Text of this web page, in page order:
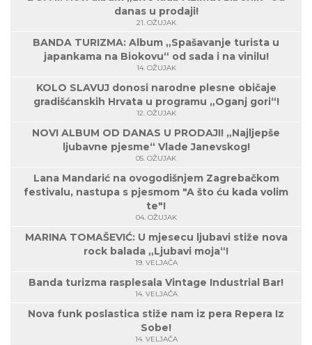
danas u prodaji!
21. OŽUJAK
BANDA TURIZMA: Album „Spašavanje turista u
japankama na Biokovu“ od sada i na vinilu!
14. OŽUJAK
KOLO SLAVUJ donosi narodne plesne običaje
gradišćanskih Hrvata u programu „Oganj gori“!
12. OŽUJAK
NOVI ALBUM OD DANAS U PRODAJI! „Najljepše
ljubavne pjesme“ Vlade Janevskog!
05. OŽUJAK
Lana Mandarić na ovogodišnjem Zagrebačkom
festivalu, nastupa s pjesmom "A što ću kada volim
te"!
04. OŽUJAK
MARINA TOMAŠEVIĆ: U mjesecu ljubavi stiže nova
rock balada „Ljubavi moja“!
19. VELJAČA
Banda turizma rasplesala Vintage Industrial Bar!
14. VELJAČA
Nova funk poslastica stiže nam iz pera Repera Iz
Sobe!
14. VELJAČA